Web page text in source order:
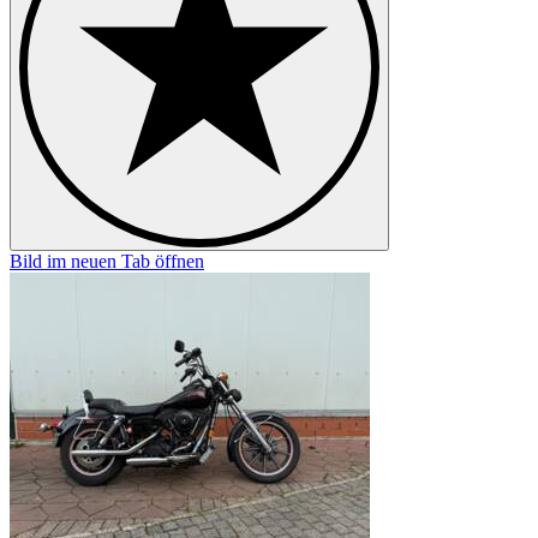
Bild im neuen Tab öffnen